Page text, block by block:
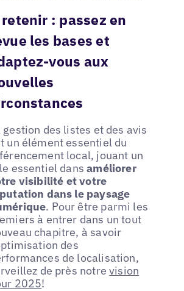
retenir : passez en
les bases et
vous aux
gestion des listes et des avis
un élément essentiel du
local, jouant un
essentiel dansaméliorer
visibilité et votre
dans le paysage
. Pour être parmi les
à entrer dans un tout
chapitre, à savoir
des
de localisation,
de près notrevision
2025!